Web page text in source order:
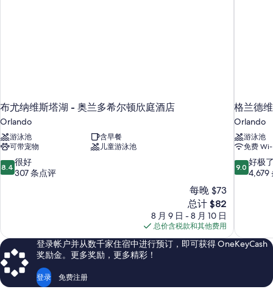
布尤纳维斯塔湖 - 奥兰多希尔顿欣庭酒店
Orlando
游泳池
含早餐
可带宠物
儿童游泳池
8.4
分，
307
条
点
评
8.4 很好
307 条点评
每晚 $73
新
价
格
$82
总计 $82
8 月 9 日 - 8 月 10 日
总价含税款和其他费用
格兰德
Orlando
游泳池
免费
9.0
分，
了，
4,679
9.0 好极
4,679
登录帐户并从数千家住宿中进行预订，即可获得 OneKeyCash
奖励金。更多奖励，更多精彩！
登录 免费注册